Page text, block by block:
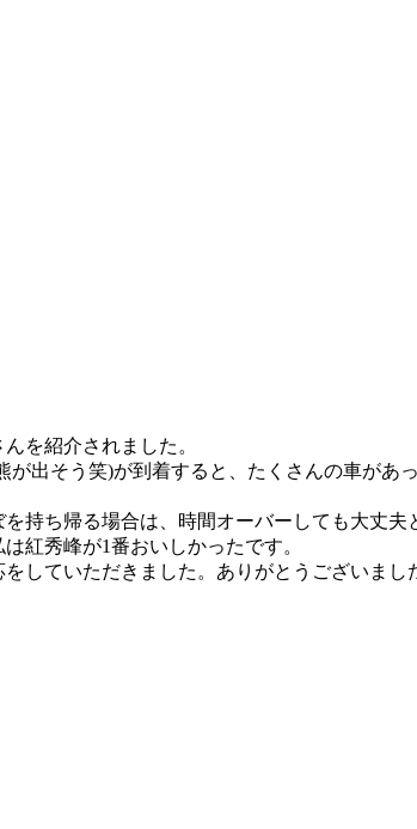
を紹介されました。
出そう笑)が到着すると、たくさんの車があ
持ち帰る場合は、時間オーバーしても大丈夫
紅秀峰が1番おいしかったです。
していただきました。ありがとうございまし